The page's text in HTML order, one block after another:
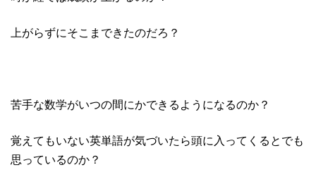
上がらずにそこまできたのだろ？
苦手な数学がいつの間にかできるようになるのか？
覚えてもいない英単語が気づいたら頭に入ってくるとでも
思っているのか？